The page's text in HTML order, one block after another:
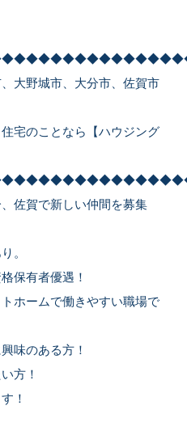
大野城市、大分市、佐賀市
宅のことなら【ハウジング
佐賀で新しい仲間を募集
。
保有者優遇！
ホームで働きやすい職場で
味のある方！
方！
！